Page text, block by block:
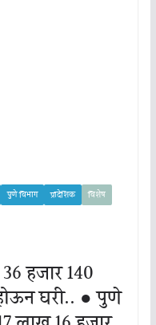
पुणे विभाग प्रादेशिक
विशेष
हजार 140
घरी.. ● पुणे